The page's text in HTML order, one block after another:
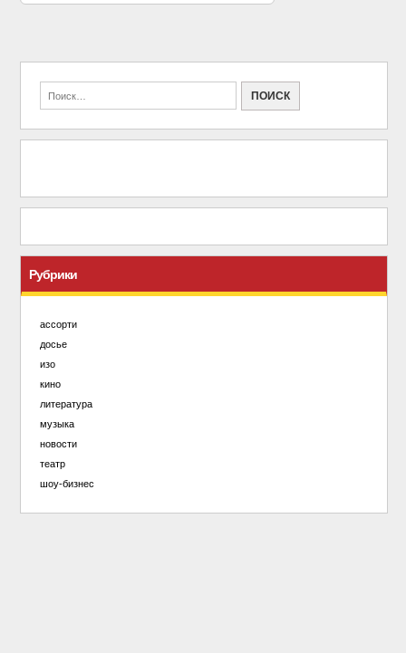
Рубрики
ассорти
досье
изо
кино
литература
музыка
новости
театр
шоу-бизнес